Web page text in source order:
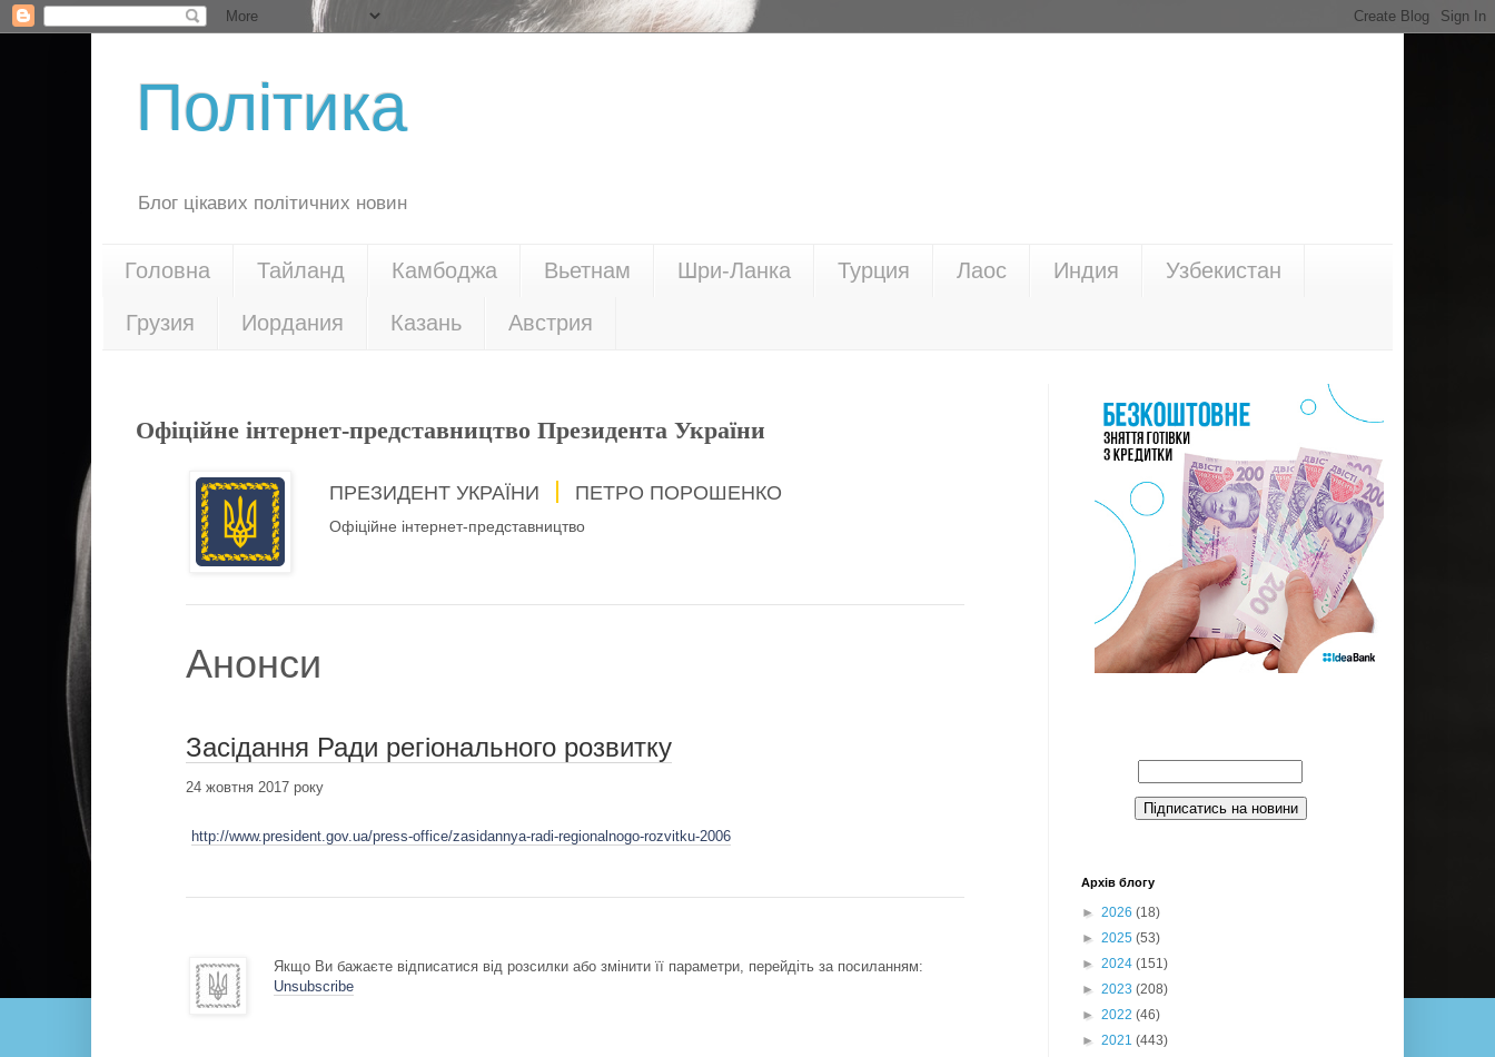
Політика
Блог цікавих політичних новин
Головна Тайланд Камбоджа Вьетнам Шри-Ланка Турция Лаос Индия Узбекистан
Грузия Иордания Казань Австрия
Офіційне інтернет-представництво Президента України
ПРЕЗИДЕНТ УКРАЇНИ ПЕТРО ПОРОШЕНКО
Офіційне інтернет-представництво
Анонси
Засідання Ради регіонального розвитку
24 жовтня 2017 року
http://www.president.gov.ua/press-office/zasidannya-radi-regionalnogo-rozvitku-2006
Якщо Ви бажаєте відписатися від розсилки або змінити її параметри, перейдіть за посиланням:
Unsubscribe
Архів блогу
► 2026 (18)
► 2025 (53)
► 2024 (151)
► 2023 (208)
► 2022 (46)
► 2021 (443)